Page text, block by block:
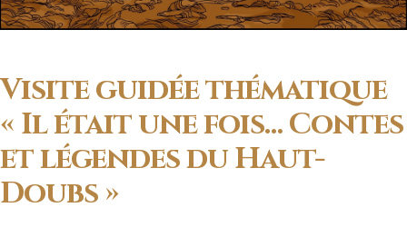
Visite guidée thématique
« Il était une fois… Contes
et légendes du Haut-
Doubs »